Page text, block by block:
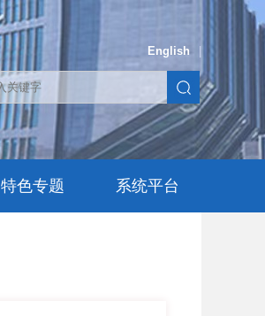
English
特色专题 系统平台